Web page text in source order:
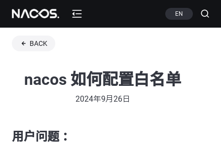
EN
BACK
nacos 如何配置白名单
2024年9月26日
用户问题 ：